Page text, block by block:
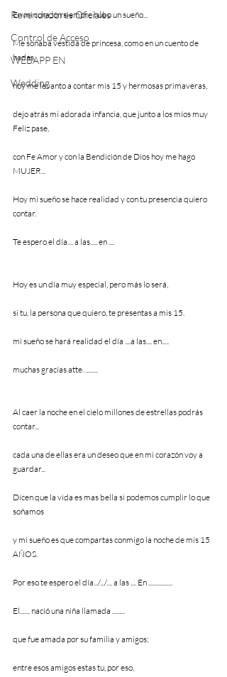
Revendedores Oficiales
Control de Acceso
WEBAPP EN
Wedding
En mi corazón siempre hubo un sueño...
Me soñaba vestida de princesa, como en un cuento de
hadas,
hoy me levanto a contar mis 15 y hermosas primaveras,
dejo atrás mi adorada infancia, que junto a los míos muy
Feliz pase,
con Fe Amor y con la Bendición de Dios hoy me hago
MUJER...
Hoy mi sueño se hace realidad y con tu presencia quiero
contar.
Te espero el día.... a las..... en ....
Hoy es un día muy especial, pero más lo será,
si tu, la persona que quiero, te presentas a mis 15.
mi sueño se hará realidad el día ....a las.... en.....
muchas gracias atte. .........
Al caer la noche en el cielo millones de estrellas podrás
contar...
cada una de ellas era un deseo que en mi corazón voy a
guardar...
Dicen que la vida es mas bella si podemos cumplir lo que
soñamos
y mi sueño es que compartas conmigo la noche de mis 15
AÑOS.
Por eso te espero el día.../.../.... a las .... En .................
El....... nació una niña llamada .........
que fue amada por su familia y amigos;
entre esos amigos estas tu, por eso,